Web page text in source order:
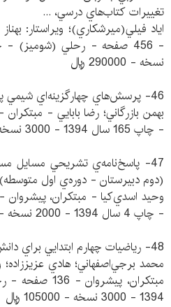
تغييرات كتاب‌هاي درسي، ...
اياد فيلي(ميرشكاري)؛ ويراستار:
نسخه - 290000 ريال
46- پرسش‌هاي چهارگزينه‌اي شيمي پيش‌دانشگاهي (1)
- چاپ 165 سال 1394 - 3000 نسخه - 210000 ريال
47- پاسخ‌نامه‌ي تشريحي مسايل
(دوم دبيرستان - دوره‌ي اول
- چاپ 4 سال 1394 - 2000 نسخه - 250000 ريال
48- رياضيات چهارم ابتدايي براي دانش‌آموزان تيزهوشان
محمد برجي‌اصفهاني؛ هادي
1394 - 3000 نسخه - 105000 ريال